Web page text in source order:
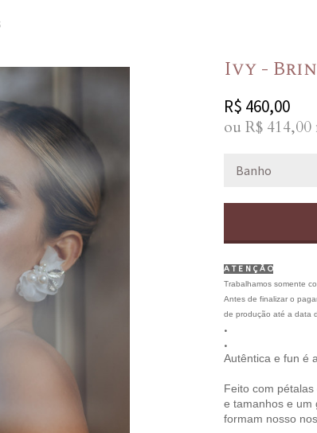
Ivy -
R$ 460,00
ou R$ 414,00
A T E N Ç Ã O
Trabalhamos somente
Antes de finalizar o
de produção até a data
.
.
Autêntica e fun é
Feito com
e tamanhos e um
formam nosso